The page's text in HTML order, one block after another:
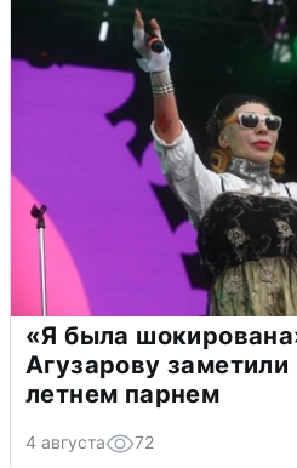
«Я была
Агузарову
летнем парнем
4 августа 72